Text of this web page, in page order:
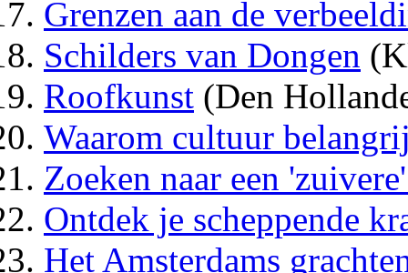
Grenzen aan de
Schilders van Dongen
Roofkunst (Den
Waarom cultuur
Zoeken naar een
Ontdek je scheppende
Het Amsterdams